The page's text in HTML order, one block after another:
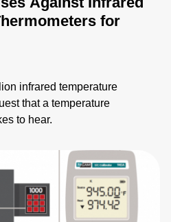
for
infrared temperature
that a temperature
to hear.